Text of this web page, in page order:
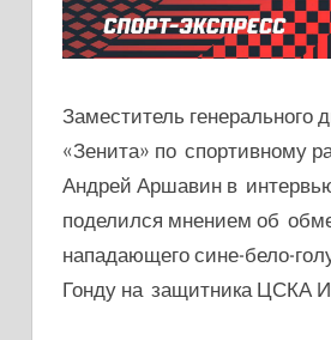
Заместитель генерального
«Зенита» по спортивному
Андрей Аршавин в
поделился мнением об
нападающего сине-бело-
Гонду на защитника ЦСКА